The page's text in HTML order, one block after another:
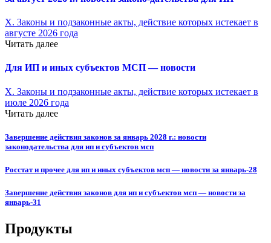
X. Законы и подзаконные акты, действие которых истекает в
августе 2026 года
Читать далее
Для ИП и иных субъектов МСП — новости
X. Законы и подзаконные акты, действие которых истекает в
июле 2026 года
Читать далее
Завершение действия законов за январь 2028 г.: новости
законодательства для ип и субъектов мсп
Росстат и прочее для ип и иных субъектов мсп — новости за январь-28
Завершение действия законов для ип и субъектов мсп — новости за
январь-31
Продукты